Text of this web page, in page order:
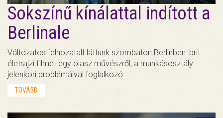
Sokszínű kínálattal indított a
Berlinale
Változatos felhozatalt láttunk szombaton Berlinben: brit
életrajzi filmet egy olasz művészről, a munkásosztály
jelenkori problémáival foglalkozó…
TOVÁBB